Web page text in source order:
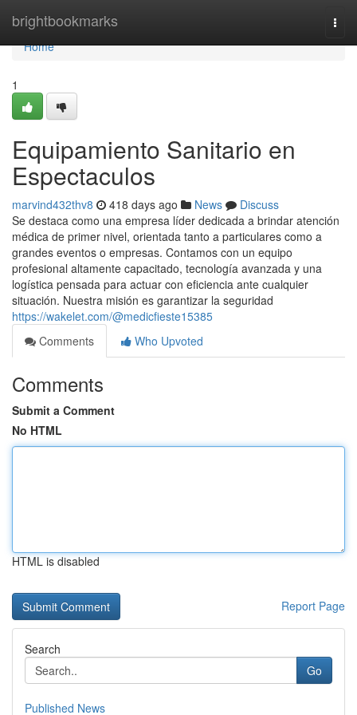
brightbookmarks
Home
Home
1
Equipamiento Sanitario en
Espectaculos
marvind432thv8 418 days ago News
Discuss
Se destaca como una empresa líder dedicada a brindar atención
médica de primer nivel, orientada tanto a particulares como a
grandes eventos o empresas. Contamos con un equipo
profesional altamente capacitado, tecnología avanzada y una
logística pensada para actuar con eficiencia ante cualquier
situación. Nuestra misión es garantizar la seguridad
https://wakelet.com/@medicfieste15385
Comments
Who Upvoted
Comments
Submit a Comment
No HTML
HTML is disabled
Report Page
Search
Go
Published News